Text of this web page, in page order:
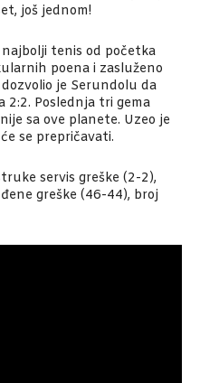
još jednom!
tenis od početka
poena i zasluženo
je Serundolu da
2:2. Poslednja tri gema
sa ove planete. Uzeo je
se prepričavati.
servis greške (2-2),
greške (46-44), broj